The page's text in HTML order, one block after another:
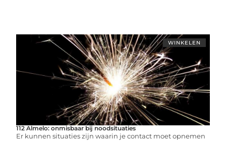
WINKELEN
112 Almelo: onmisbaar bij noodsituaties
Er kunnen situaties zijn waarin je contact moet opnemen